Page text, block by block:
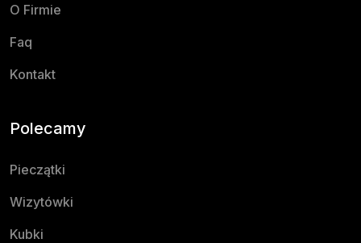
O Firmie
Faq
Kontakt
Polecamy
Pieczątki
Wizytówki
Kubki